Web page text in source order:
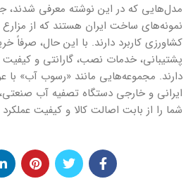
مدل‌هایی که در این نوشته معرفی شدند،
نمونه‌های ساخت ایران هستند که از
کشاورزی کاربرد دارند. با این حال، صرفاً
پشتیبانی، خدمات نصب، گارانتی و
دارند. مجموعه‌هایی مانند «رسوب آب» با
ایرانی و خارجی دستگاه تصفیه آب
شما را از بابت اصالت کالا و کیفیت